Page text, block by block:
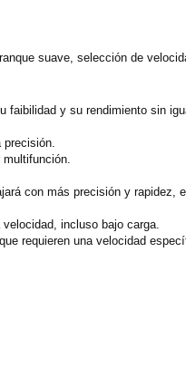
suave, selección de
y su rendimiento sin
con más precisión y rapidez,
incluso bajo carga.
requieren una velocidad